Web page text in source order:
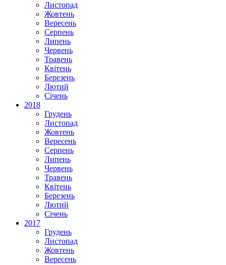
Листопад
Жовтень
Вересень
Серпень
Липень
Червень
Травень
Квітень
Березень
Лютий
Січень
2018
Грудень
Листопад
Жовтень
Вересень
Серпень
Липень
Червень
Травень
Квітень
Березень
Лютий
Січень
2017
Грудень
Листопад
Жовтень
Вересень